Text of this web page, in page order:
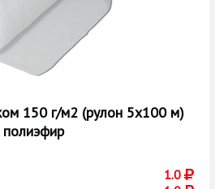
150 г/м2 (рулон 5х100 м)
полиэфир
1.0